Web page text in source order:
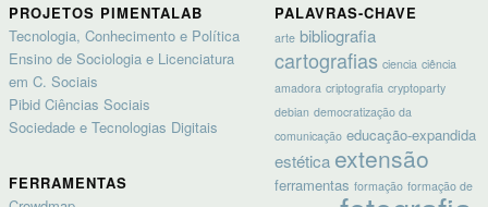
PROJETOS PIMENTALAB
Tecnologia, Conhecimento e Política
Ensino de Sociologia e Licenciatura
em C. Sociais
Pibid Ciências Sociais
Sociedade e Tecnologias Digitais
FERRAMENTAS
PALAVRAS-CHAVE
arte bibliografia
cartografias ciencia ciência
amadora criptografia cryptoparty
debian democratização da
comunicação educação-expandida
estética extensão
ferramentas formação formação de